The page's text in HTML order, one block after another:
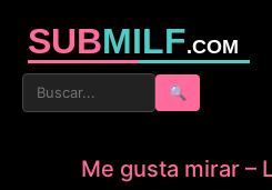
SUBMILF.COM
🔍
Me gusta mirar –